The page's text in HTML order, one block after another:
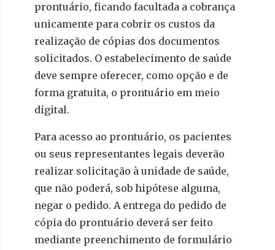
prontuário, ficando facultada a cobrança
unicamente para cobrir os custos da
realização de cópias dos documentos
solicitados. O estabelecimento de saúde
deve sempre oferecer, como opção e de
forma gratuita, o prontuário em meio
digital.
Para acesso ao prontuário, os pacientes
ou seus representantes legais deverão
realizar solicitação à unidade de saúde,
que não poderá, sob hipótese alguma,
negar o pedido. A entrega do pedido de
cópia do prontuário deverá ser feito
mediante preenchimento de formulário